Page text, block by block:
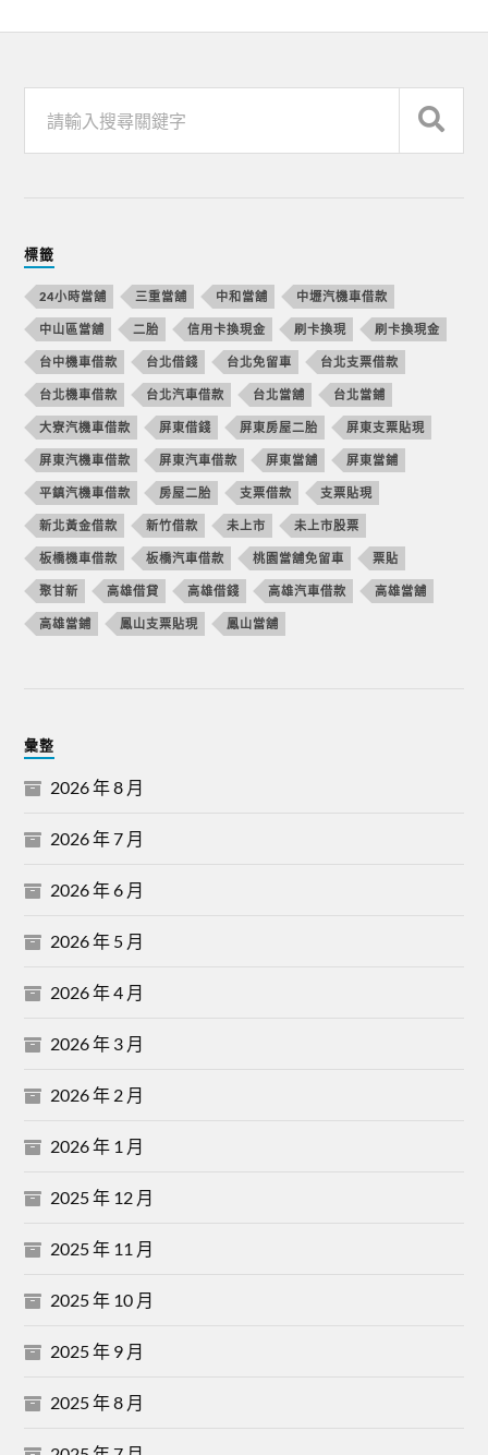
標籤
24小時當舖 三重當舖 中和當舖 中壢汽機車借款
中山區當舖 二胎 信用卡換現金 刷卡換現 刷卡換現金
台中機車借款 台北借錢 台北免留車 台北支票借款
台北機車借款 台北汽車借款 台北當舖 台北當鋪
大寮汽機車借款 屏東借錢 屏東房屋二胎 屏東支票貼現
屏東汽機車借款 屏東汽車借款 屏東當舖 屏東當鋪
平鎮汽機車借款 房屋二胎 支票借款 支票貼現
新北黃金借款 新竹借款 未上市 未上市股票
板橋機車借款 板橋汽車借款 桃園當舖免留車 票貼
聚甘新 高雄借貸 高雄借錢 高雄汽車借款 高雄當舖
高雄當鋪 鳳山支票貼現 鳳山當舖
彙整
2026 年 8 月
2026 年 7 月
2026 年 6 月
2026 年 5 月
2026 年 4 月
2026 年 3 月
2026 年 2 月
2026 年 1 月
2025 年 12 月
2025 年 11 月
2025 年 10 月
2025 年 9 月
2025 年 8 月